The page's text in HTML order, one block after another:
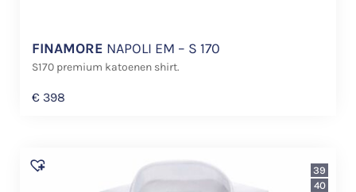
FINAMORE NAPOLI EM – S 170
S170 premium katoenen shirt.
€ 398
39
40